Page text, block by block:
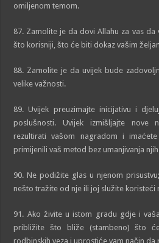
omiljenom temom.
87. Zamolite je da dovi Allahu za vas
što korisniji, što će biti dokaz vašim
88. Zamolite je da uvijek bude
velike važnosti.
89. Uvijek preuzimajte inicijativu i
poslušnosti. Uvijek izmišljajte nove
rezultirati vašom nagradom i
primijenili vaš metod bez umanjivanja
90. Ne podižite glas u njenom
nešto tražite od nje ili joj služite koristeći
91. Ako živite u istom gradu gdje i
približite što bliže (stambeno) što
rodbinskih veza i uprostiće vam način